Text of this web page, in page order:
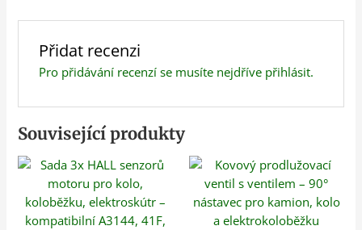
Přidat recenzi
Pro přidávání recenzí se musíte nejdříve přihlásit.
Související produkty